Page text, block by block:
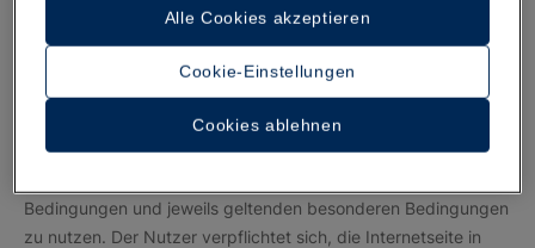
die für alle Handlungen der von ihnen betreuten
Minderjährigen verantwortlich sind.
Der Nutzer verpflichtet sich, die Internetseite sowie die mit ihr
verbundenen Dienste stets in Übereinstimmung mit den
geltenden Gesetzen, den guten Sitten und der öffentlichen
Bedingungen und jeweils geltenden besonderen Bedingungen
zu nutzen. Der Nutzer verpflichtet sich, die Internetseite in
Cookie-Einstellungen
Cookies ablehnen
Alle Cookies akzeptieren